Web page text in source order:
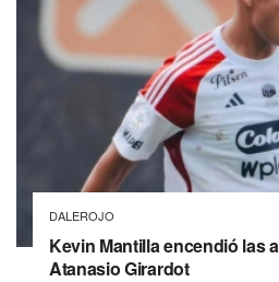
DALEROJO
Kevin Mantilla encendió las
Atanasio Girardot